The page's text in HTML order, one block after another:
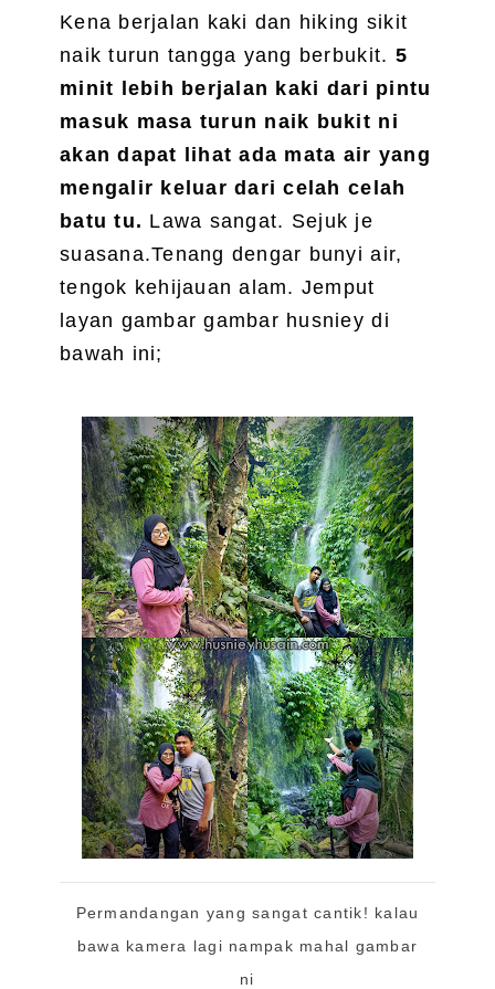
Kena berjalan kaki dan hiking sikit
naik turun tangga yang berbukit. 5
minit lebih berjalan kaki dari pintu
masuk masa turun naik bukit ni
akan dapat lihat ada mata air yang
mengalir keluar dari celah celah
batu tu. Lawa sangat. Sejuk je
suasana.Tenang dengar bunyi air,
tengok kehijauan alam. Jemput
layan gambar gambar husniey di
bawah ini;
Permandangan yang sangat cantik! kalau
bawa kamera lagi nampak mahal gambar
ni